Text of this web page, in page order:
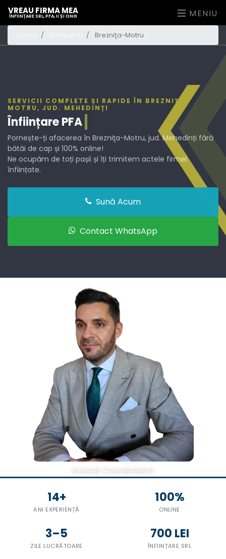
VREAU FIRMA MEA
ÎNFIINȚARE SRL, PFA, II ȘI ONG MENIU
Brezniţa-Motru
SERVICII COMPLETE ȘI RAPIDE ÎN BREZNIŢA-
MOTRU, JUD. MEHEDINȚI
ÎnființarePFA
Pornește-ți afacerea în Brezniţa-Motru, jud. Mehedinți fără
bătăi de cap și 100% online!
Ne ocupăm de toți pașii și îți trimitem actele firmei
înființate.
Sună Acum
Contact WhatsApp
Avocat Coordonator
14+
ANI EXPERIENȚĂ
100%
ONLINE
3–5
ZILE LUCRĂTOARE
700 LEI
ÎNFIINȚARE SRL